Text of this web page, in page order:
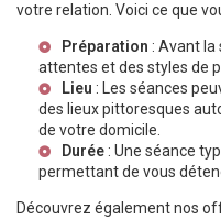
votre relation. Voici ce que
Préparation : Avant la
attentes et des styles de
Lieu : Les séances
des lieux pittoresques
de votre domicile.
Durée : Une séance
permettant de vous
Découvrez également nos